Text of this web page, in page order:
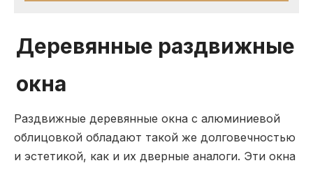
Деревянные раздвижные
окна
Раздвижные деревянные окна с алюминиевой
облицовкой обладают такой же долговечностью
и эстетикой, как и их дверные аналоги. Эти окна